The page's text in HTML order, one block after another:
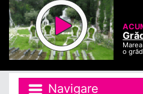
o
Navigare